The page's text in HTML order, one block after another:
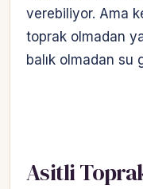
verebiliyor. Ama
toprak olmadan
balık olmadan su
Asitli